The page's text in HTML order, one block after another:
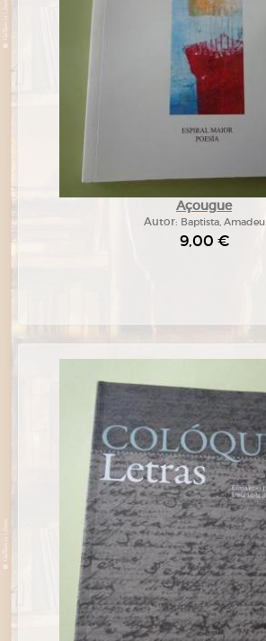
Açougue
Autor: Baptista, Amadeu
9,00 €